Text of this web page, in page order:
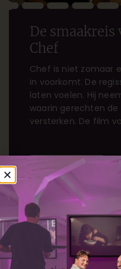
De smaakreis
Chef
Chef is niet zomaar
in voorkomt. De
laten voelen. Hij
waarin gerechten
versterken. De film
verbonden. Alsof je
Lees meer